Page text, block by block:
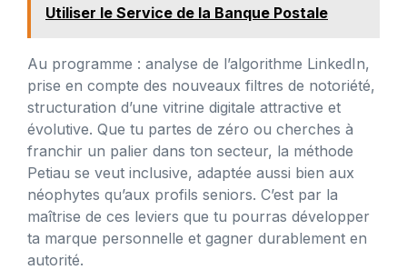
Utiliser le Service de la Banque Postale
Au programme : analyse de l’algorithme LinkedIn,
prise en compte des nouveaux filtres de notoriété,
structuration d’une vitrine digitale attractive et
évolutive. Que tu partes de zéro ou cherches à
franchir un palier dans ton secteur, la méthode
Petiau se veut inclusive, adaptée aussi bien aux
néophytes qu’aux profils seniors. C’est par la
maîtrise de ces leviers que tu pourras développer
ta marque personnelle et gagner durablement en
autorité.